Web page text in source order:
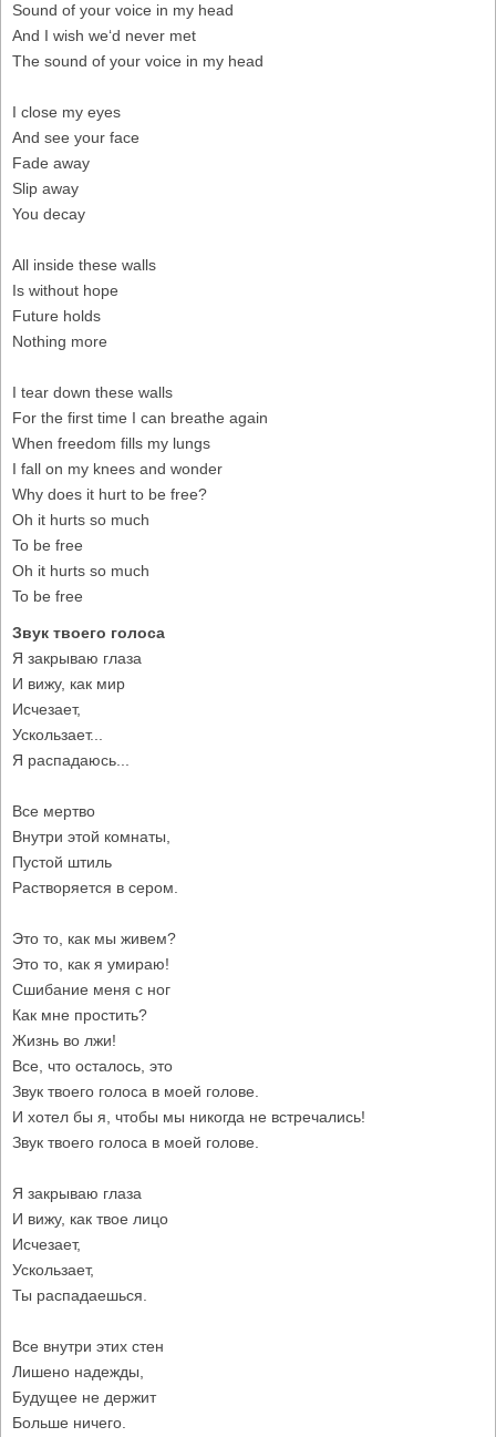
Sound of your voice in my head
And I wish we‘d never met
The sound of your voice in my head
I close my eyes
And see your face
Fade away
Slip away
You decay
All inside these walls
Is without hope
Future holds
Nothing more
I tear down these walls
For the first time I can breathe again
When freedom fills my lungs
I fall on my knees and wonder
Why does it hurt to be free?
Oh it hurts so much
To be free
Oh it hurts so much
To be free
Звук твоего голоса
Я закрываю глаза
И вижу, как мир
Исчезает,
Ускользает...
Я распадаюсь...
Все мертво
Внутри этой комнаты,
Пустой штиль
Растворяется в сером.
Это то, как мы живем?
Это то, как я умираю!
Сшибание меня с ног
Как мне простить?
Жизнь во лжи!
Все, что осталось, это
Звук твоего голоса в моей голове.
И хотел бы я, чтобы мы никогда не встречались!
Звук твоего голоса в моей голове.
Я закрываю глаза
И вижу, как твое лицо
Исчезает,
Ускользает,
Ты распадаешься.
Все внутри этих стен
Лишено надежды,
Будущее не держит
Больше ничего.